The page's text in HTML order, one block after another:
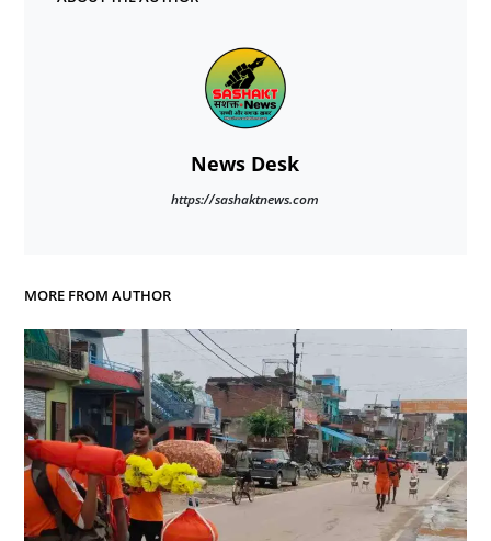
News Desk
https://sashaktnews.com
MORE FROM AUTHOR